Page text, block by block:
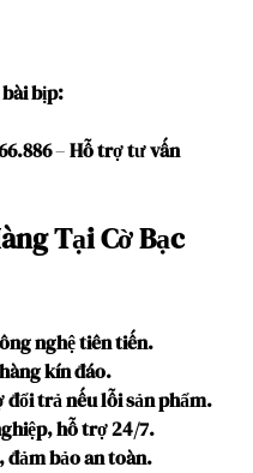
bịp:
–Hỗ trợ tư vấn
Tại Cờ Bạc
nghệ tiên tiến.
kín đáo.
đổi trả nếu lỗi sản phẩm.
hỗ trợ 24/7.
đảm bảo an toàn.